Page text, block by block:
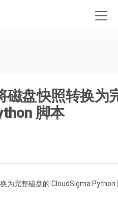
磁盘快照转换为
脚本